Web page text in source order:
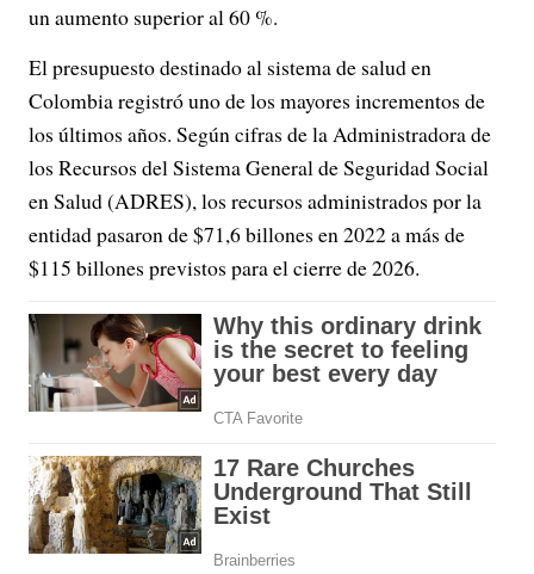
un aumento superior al 60 %.
El presupuesto destinado al sistema de salud en
Colombia registró uno de los mayores incrementos de
los últimos años. Según cifras de la Administradora de
los Recursos del Sistema General de Seguridad Social
en Salud (ADRES), los recursos administrados por la
entidad pasaron de $71,6 billones en 2022 a más de
$115 billones previstos para el cierre de 2026.